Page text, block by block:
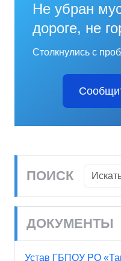
Не убран
дороге, не
Столкнулись с
ПОИСК
ДОКУМЕНТЫ
Устав ГБПОУ РО